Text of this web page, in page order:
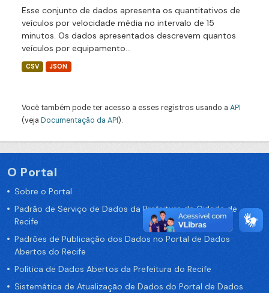
Esse conjunto de dados apresenta os quantitativos de
veículos por velocidade média no intervalo de 15
minutos. Os dados apresentados descrevem quantos
veículos por equipamento...
CSV JSON
Você também pode ter acesso a esses registros usando a API
(veja Documentação da API).
O Portal
Sobre o Portal
Padrão de Serviço de Dados da Prefeitura da Cidade de
Recife
Padrões de Publicação dos Dados no Portal de Dados
Abertos do Recife
Política de Dados Abertos da Prefeitura do Recife
Sistemática de Atualização de Dados do Portal de Dados